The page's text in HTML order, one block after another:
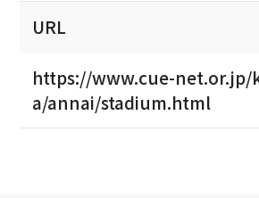
URL
https://www.cue-net.or.jp/
a/annai/stadium.html